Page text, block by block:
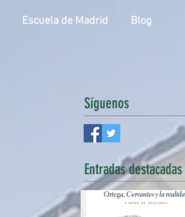
Escuela de Madrid Blog
Síguenos
Entradasdestacadas